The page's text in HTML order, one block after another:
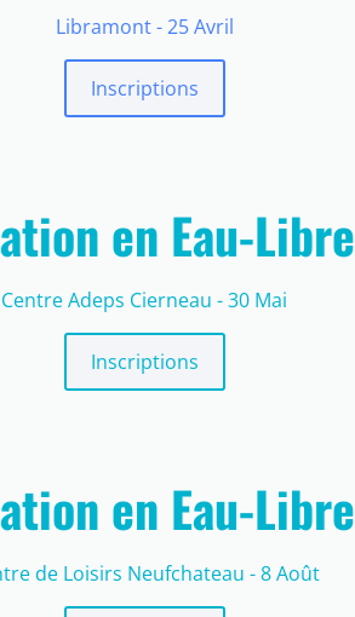
Libramont - 25 Avril
Inscriptions
en Eau-Libre
Centre Adeps Cierneau - 30 Mai
Inscriptions
en Eau-Libre
de Loisirs Neufchateau - 8 Août